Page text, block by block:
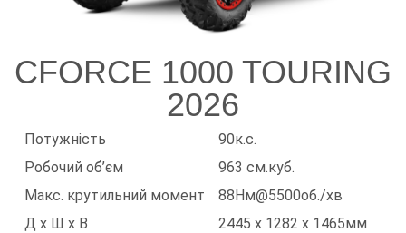
CFORCE 1000 TOURING
2026
Потужність
90к.с.
Робочий об’єм
963 см.куб.
Макс. крутильний момент
88Нм@5500об./хв
Д х Ш х В
2445 x 1282 x 1465мм